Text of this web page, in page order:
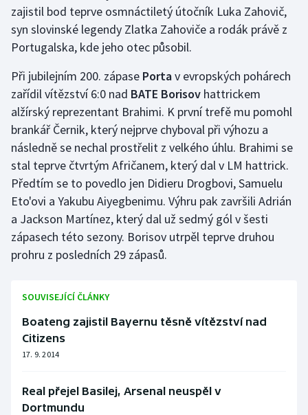
Stolní tenis
Triatlon
Veslování
Vodní slalom
Volejbal
Ostatní
zajistil bod teprve osmnáctiletý útočník Luka Zahovič,
syn slovinské legendy Zlatka Zahoviče a rodák právě z
Portugalska, kde jeho otec působil.
Při jubilejním 200. zápase Portav evropských pohárech
zařídil vítězství 6:0 nad BATE Borisov hattrickem
alžírský reprezentant Brahimi. K první trefě mu pomohl
brankář Černik, který nejprve chyboval při výhozu a
následně se nechal prostřelit z velkého úhlu. Brahimi se
stal teprve čtvrtým Afričanem, který dal v LM hattrick.
Předtím se to povedlo jen Didieru Drogbovi, Samuelu
Eto'ovi a Yakubu Aiyegbenimu. Výhru pak završili Adrián
a Jackson Martínez, který dal už sedmý gól v šesti
zápasech této sezony. Borisov utrpěl teprve druhou
prohru z posledních 29 zápasů.
SOUVISEJÍCÍ ČLÁNKY
Boateng zajistil Bayernu těsně vítězství nad
Citizens
17. 9. 2014
Real přejel Basilej, Arsenal neuspěl v
Dortmundu